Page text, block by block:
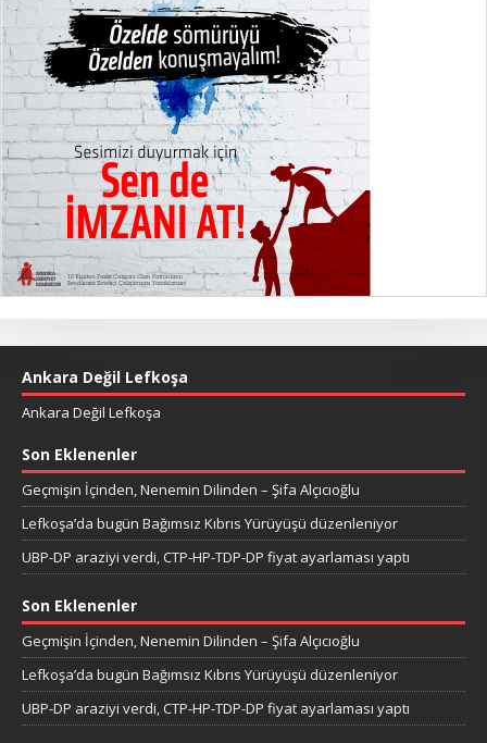
Ankara Değil Lefkoşa
Ankara Değil Lefkoşa
Son Eklenenler
Geçmişin İçinden, Nenemin Dilinden – Şifa Alçıcıoğlu
Lefkoşa’da bugün Bağımsız Kıbrıs Yürüyüşü düzenleniyor
UBP-DP araziyi verdi, CTP-HP-TDP-DP fiyat ayarlaması yaptı
Son Eklenenler
Geçmişin İçinden, Nenemin Dilinden – Şifa Alçıcıoğlu
Lefkoşa’da bugün Bağımsız Kıbrıs Yürüyüşü düzenleniyor
UBP-DP araziyi verdi, CTP-HP-TDP-DP fiyat ayarlaması yaptı